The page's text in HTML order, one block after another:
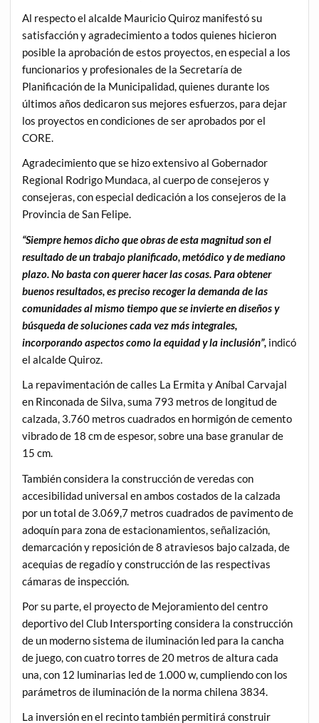
Al respecto el alcalde Mauricio Quiroz manifestó su
satisfacción y agradecimiento a todos quienes hicieron
posible la aprobación de estos proyectos, en especial a los
funcionarios y profesionales de la Secretaría de
Planificación de la Municipalidad, quienes durante los
últimos años dedicaron sus mejores esfuerzos, para dejar
los proyectos en condiciones de ser aprobados por el
CORE.
Agradecimiento que se hizo extensivo al Gobernador
Regional Rodrigo Mundaca, al cuerpo de consejeros y
consejeras, con especial dedicación a los consejeros de la
Provincia de San Felipe.
“Siempre hemos dicho que obras de esta magnitud son el
resultado de un trabajo planificado, metódico y de mediano
plazo. No basta con querer hacer las cosas. Para obtener
buenos resultados, es preciso recoger la demanda de las
comunidades al mismo tiempo que se invierte en diseños y
búsqueda de soluciones cada vez más integrales,
incorporando aspectos como la equidad y la inclusión”, indicó
el alcalde Quiroz.
La repavimentación de calles La Ermita y Aníbal Carvajal
en Rinconada de Silva, suma 793 metros de longitud de
calzada, 3.760 metros cuadrados en hormigón de cemento
vibrado de 18 cm de espesor, sobre una base granular de
15 cm.
También considera la construcción de veredas con
accesibilidad universal en ambos costados de la calzada
por un total de 3.069,7 metros cuadrados de pavimento de
adoquín para zona de estacionamientos, señalización,
demarcación y reposición de 8 atraviesos bajo calzada, de
acequias de regadío y construcción de las respectivas
cámaras de inspección.
Por su parte, el proyecto de Mejoramiento del centro
deportivo del Club Intersporting considera la construcción
de un moderno sistema de iluminación led para la cancha
de juego, con cuatro torres de 20 metros de altura cada
una, con 12 luminarias led de 1.000 w, cumpliendo con los
parámetros de iluminación de la norma chilena 3834.
La inversión en el recinto también permitirá construir